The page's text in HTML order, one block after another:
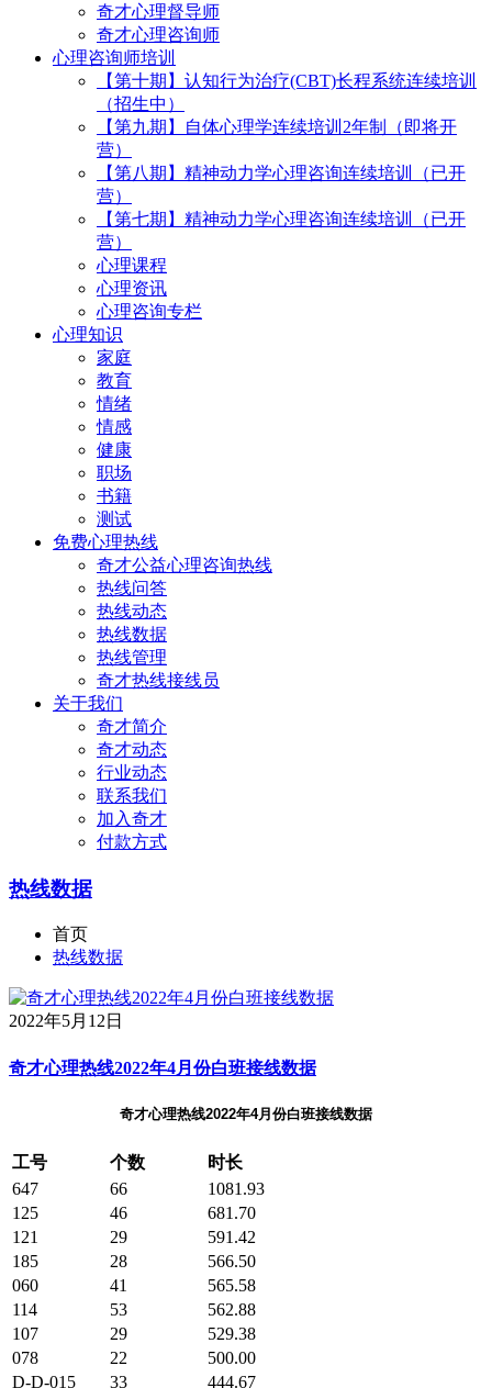
奇才心理督导师
奇才心理咨询师
心理咨询师培训
【第十期】认知行为治疗(CBT)长程系统连续培训
（招生中）
【第九期】自体心理学连续培训2年制（即将开
营）
【第八期】精神动力学心理咨询连续培训（已开
营）
【第七期】精神动力学心理咨询连续培训（已开
营）
心理课程
心理资讯
心理咨询专栏
心理知识
家庭
教育
情绪
情感
健康
职场
书籍
测试
免费心理热线
奇才公益心理咨询热线
热线问答
热线动态
热线数据
热线管理
奇才热线接线员
关于我们
奇才简介
奇才动态
行业动态
联系我们
加入奇才
付款方式
热线数据
首页
热线数据
2022年5月12日
奇才心理热线2022年4月份白班接线数据
奇才心理热线2022年4月份白班接线数据
工号 个数
时长
647
66
1081.93
125
46
681.70
121
29
591.42
185
28
566.50
060
41
565.58
114
53
562.88
107
29
529.38
078
22
500.00
D-D-015
33 444.67